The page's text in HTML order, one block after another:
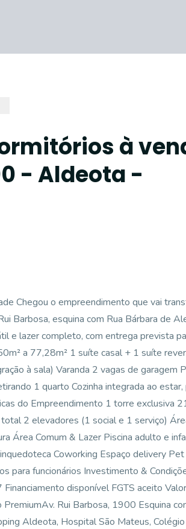
à
- Aldeota -
Chegou o empreendimento que vai
Barbosa, esquina com Rua Bárbara de
e lazer completo, com entrega prevista
a 77,28m² 1 suíte casal + 1 suíte
à sala) Varanda 2 vagas de garagem
1 quarto Cozinha integrada ao estar,
do Empreendimento 1 torre exclusiva
2 elevadores (1 social e 1 serviço)
Área Comum & Lazer Piscina adulto e
Coworking Espaço delivery
para funcionários Investimento &
disponível FGTS aceito
Rui Barbosa, 1900 Esquina
Aldeota, Hospital São Mateus, Colégio